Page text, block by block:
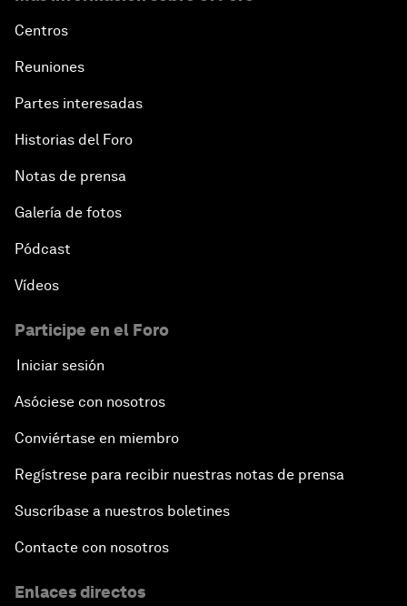
Centros
Reuniones
Partes interesadas
Historias del Foro
Notas de prensa
Galería de fotos
Pódcast
Vídeos
Participe en el Foro
Iniciar sesión
Asóciese con nosotros
Conviértase en miembro
Regístrese para recibir nuestras notas de prensa
Suscríbase a nuestros boletines
Contacte con nosotros
Enlaces directos